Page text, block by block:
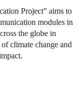
Project” aims to
modules in
the globe in
climate change and